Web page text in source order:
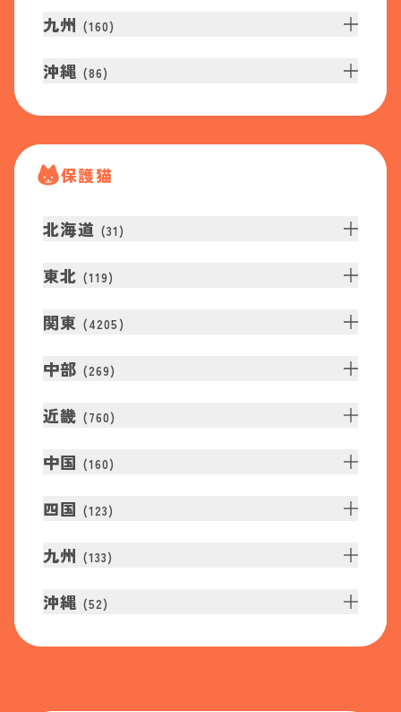
九州 (160)
沖縄 (86)
保護猫
北海道 (31 )
東北 (119)
関東 (4205 )
中部 (269)
近畿 (760)
中国 (160)
四国 (123)
九州 (133)
沖縄 (52)